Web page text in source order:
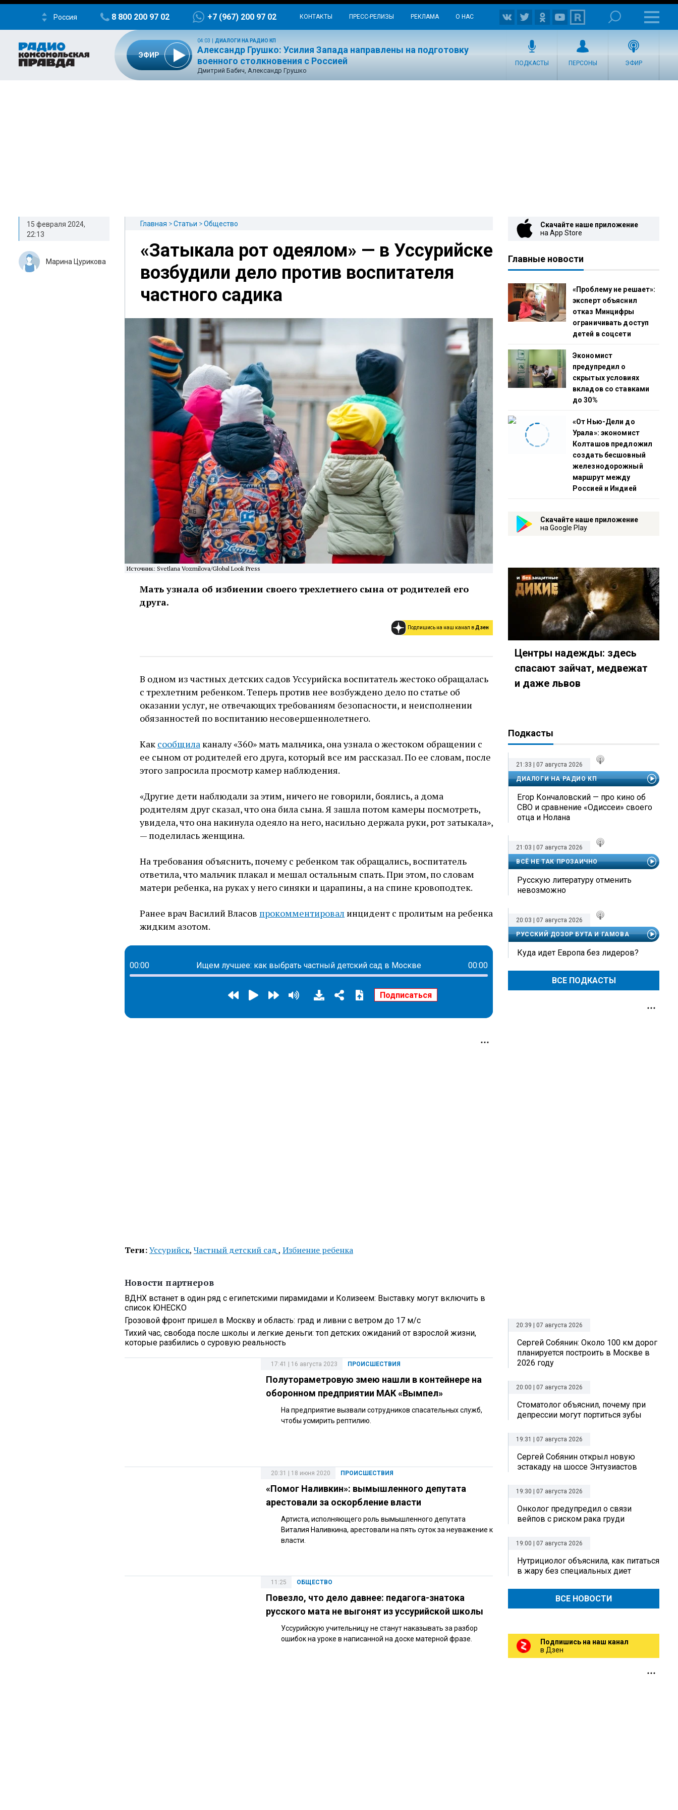
Россия 8 800 200 97 02 +7 (967) 200 97 02 КОНТАКТЫ ПРЕСС-РЕЛИЗЫ РЕКЛАМА О НАС
ЭФИР
04:03 ДИАЛОГИ НА РАДИО КП
Александр Грушко: Усилия Запада направлены на подготовку
военного столкновения с Россией
Дмитрий Бабич, Александр Грушко
ПОДКАСТЫ ПЕРСОНЫ ЭФИР
Главная Статьи Общество
«Затыкала рот одеялом» — в Уссурийске
возбудили дело против воспитателя
частного садика
Источник: Svetlana Vozmilova/Global Look Press
Мать узнала об избиении своего трехлетнего сына от родителей его
друга.
Подпишись на наш канал вДзен
В одном из частных детских садов Уссурийска воспитатель жестоко обращалась
с трехлетним ребенком. Теперь против нее возбуждено дело по статье об
оказании услуг, не отвечающих требованиям безопасности, и неисполнении
обязанностей по воспитанию несовершеннолетнего.
Как сообщилаканалу «360» мать мальчика, она узнала о жестоком обращении с
ее сыном от родителей его друга, который все им рассказал. По ее словам, после
этого запросила просмотр камер наблюдения.
«Другие дети наблюдали за этим, ничего не говорили, боялись, а дома
родителям друг сказал, что она била сына. Я зашла потом камеры посмотреть,
увидела, что она накинула одеяло на него, насильно держала руки, рот затыкала»,
— поделилась женщина.
На требования объяснить, почему с ребенком так обращались, воспитатель
ответила, что мальчик плакал и мешал остальным спать. При этом, по словам
матери ребенка, на руках у него синяки и царапины, а на спине кровоподтек.
Ранее врач Василий Власов прокомментировал инцидент с пролитым на ребенка
жидким азотом.
00:00 Ищем лучшее: как выбрать частный детский сад в Москве 00:00
15 февраля 2024,
22:13
Марина Цурикова
Теги:Уссурийск, Частный детский сад, Избиение ребенка
Новости партнеров
ВДНХ встанет в один ряд с египетскими пирамидами и Колизеем: Выставку могут включить в
список ЮНЕСКО
Грозовой фронт пришел в Москву и область: град и ливни с ветром до 17 м/с
Тихий час, свобода после школы и легкие деньги: топ детских ожиданий от взрослой жизни,
которые разбились о суровую реальность
ПРОИСШЕСТВИЯ
17:41 | 16 августа 2023
Полутораметровую змею нашли в контейнере на
оборонном предприятии МАК «Вымпел»
На предприятие вызвали сотрудников спасательных служб,
чтобы усмирить рептилию.
ПРОИСШЕСТВИЯ
20:31 | 18 июня 2020
«Помог Наливкин»: вымышленного депутата
арестовали за оскорбление власти
Артиста, исполняющего роль вымышленного депутата
Виталия Наливкина, арестовали на пять суток за неуважение к
власти.
ОБЩЕСТВО
11:25
Повезло, что дело давнее: педагога-знатока
русского мата не выгонят из уссурийской школы
Уссурийскую учительницу не станут наказывать за разбор
ошибок на уроке в написанной на доске матерной фразе.
Скачайте наше приложение
на App Store
Главные новости
«Проблему не решает»:
эксперт объяснил
отказ Минцифры
ограничивать доступ
детей в соцсети
Экономист
предупредил о
скрытых условиях
вкладов со ставками
до 30%
«От Нью-Дели до
Урала»: экономист
Колташов предложил
создать бесшовный
железнодорожный
маршрут между
Россией и Индией
Скачайте наше приложение
на Google Play
Центры надежды: здесь
спасают зайчат, медвежат
и даже львов
Подкасты
21:33 | 07 августа 2026
ДИАЛОГИ НА РАДИО КП
Егор Кончаловский — про кино об
СВО и сравнение «Одиссеи» своего
отца и Нолана
21:03 | 07 августа 2026
ВСЁ НЕ ТАК ПРОЗАИЧНО
Русскую литературу отменить
невозможно
20:03 | 07 августа 2026
РУССКИЙ ДОЗОР БУТА И ГАМОВА
Куда идет Европа без лидеров?
ВСЕ ПОДКАСТЫ
20:39 | 07 августа 2026
Сергей Собянин: Около 100 км дорог
планируется построить в Москве в
2026 году
20:00 | 07 августа 2026
Стоматолог объяснил, почему при
депрессии могут портиться зубы
19:31 | 07 августа 2026
Сергей Собянин открыл новую
эстакаду на шоссе Энтузиастов
19:30 | 07 августа 2026
Онколог предупредил о связи
вейпов с риском рака груди
19:00 | 07 августа 2026
Нутрициолог объяснила, как питаться
в жару без специальных диет
ВСЕ НОВОСТИ
Подпишись на наш канал
в Дзен